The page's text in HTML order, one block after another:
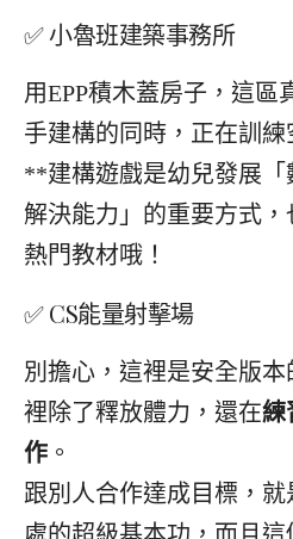
✅ 小魯班建築事務所
用EPP積木蓋房子，這區
手建構的同時，正在訓練
**建構遊戲是幼兒發展「
解決能力」的重要方式
熱門教材哦！
✅ CS能量射擊場
別擔心，這裡是安全版本
裡除了釋放體力，還在練
作 。
跟別人合作達成目標，